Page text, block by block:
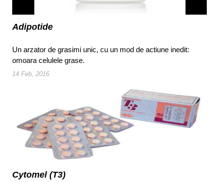
Adipotide
Un arzator de grasimi unic, cu un mod de actiune inedit:
omoara celulele grase.
14 Feb, 2016
Cytomel (T3)